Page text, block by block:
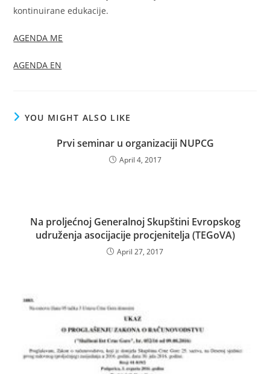
kontinuirane edukacije.
AGENDA ME
AGENDA EN
YOU MIGHT ALSO LIKE
Prvi seminar u organizaciji NUPCG
April 4, 2017
Na proljećnoj Generalnoj Skupštini Evropskog
udruženja asocijacije procjenitelja (TEGoVA)
April 27, 2017